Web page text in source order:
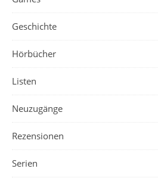
Geschichte
Hörbücher
Listen
Neuzugänge
Rezensionen
Serien